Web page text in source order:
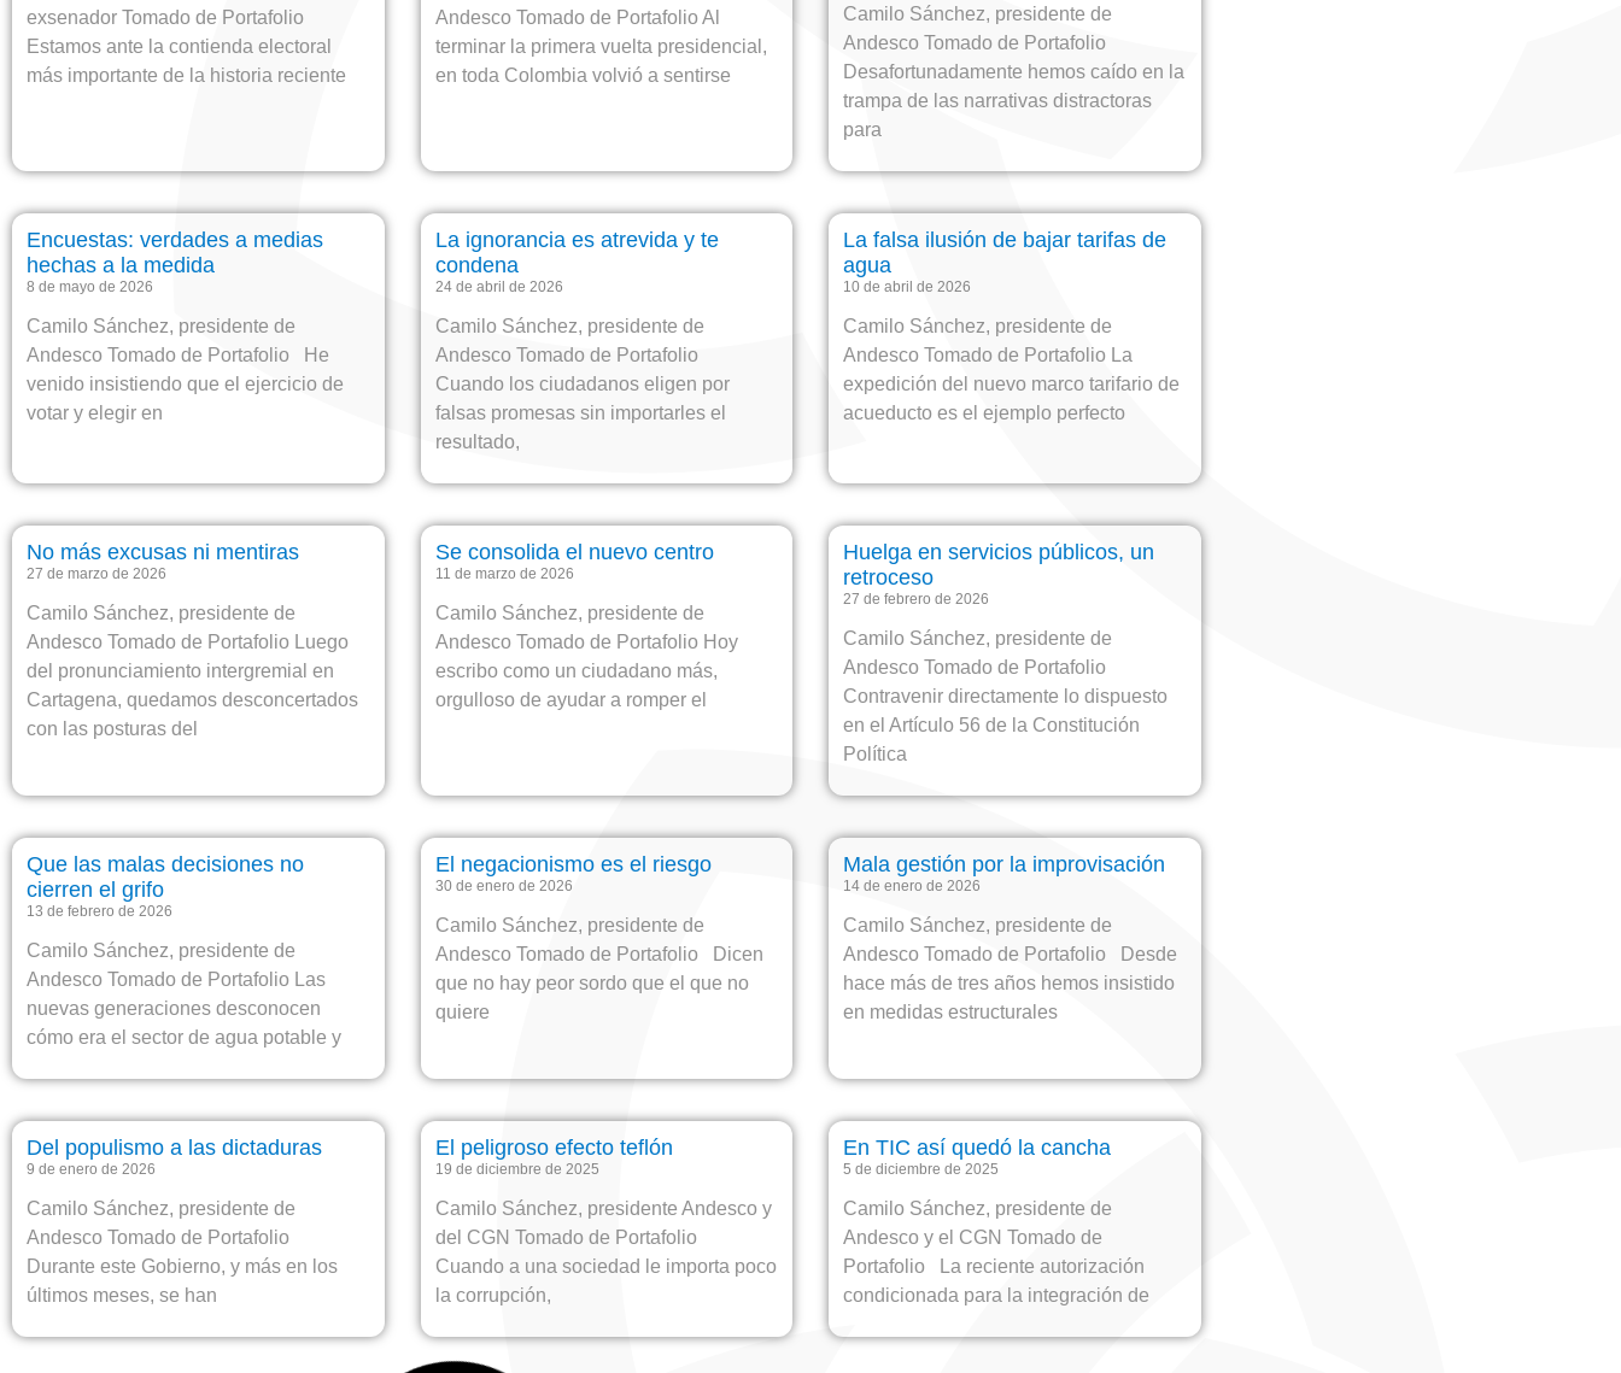
exsenador Tomado de Portafolio
Estamos ante la contienda electoral
más importante de la historia reciente
Andesco Tomado de Portafolio Al
terminar la primera vuelta presidencial,
en toda Colombia volvió a sentirse
Camilo Sánchez, presidente de
Andesco Tomado de Portafolio
Desafortunadamente hemos caído en la
trampa de las narrativas distractoras
para
Encuestas: verdades a medias
hechas a la medida
8 de mayo de 2026
Camilo Sánchez, presidente de
Andesco Tomado de Portafolio He
venido insistiendo que el ejercicio de
votar y elegir en
La ignorancia es atrevida y te
condena
24 de abril de 2026
Camilo Sánchez, presidente de
Andesco Tomado de Portafolio
Cuando los ciudadanos eligen por
falsas promesas sin importarles el
resultado,
La falsa ilusión de bajar tarifas de
agua
10 de abril de 2026
Camilo Sánchez, presidente de
Andesco Tomado de Portafolio La
expedición del nuevo marco tarifario de
acueducto es el ejemplo perfecto
No más excusas ni mentiras
27 de marzo de 2026
Camilo Sánchez, presidente de
Andesco Tomado de Portafolio Luego
del pronunciamiento intergremial en
Cartagena, quedamos desconcertados
con las posturas del
Se consolida el nuevo centro
11 de marzo de 2026
Camilo Sánchez, presidente de
Andesco Tomado de Portafolio Hoy
escribo como un ciudadano más,
orgulloso de ayudar a romper el
Huelga en servicios públicos, un
retroceso
27 de febrero de 2026
Camilo Sánchez, presidente de
Andesco Tomado de Portafolio
Contravenir directamente lo dispuesto
en el Artículo 56 de la Constitución
Política
Que las malas decisiones no
cierren el grifo
13 de febrero de 2026
Camilo Sánchez, presidente de
Andesco Tomado de Portafolio Las
nuevas generaciones desconocen
cómo era el sector de agua potable y
El negacionismo es el riesgo
30 de enero de 2026
Camilo Sánchez, presidente de
Andesco Tomado de Portafolio Dicen
que no hay peor sordo que el que no
quiere
Mala gestión por la improvisación
14 de enero de 2026
Camilo Sánchez, presidente de
Andesco Tomado de Portafolio Desde
hace más de tres años hemos insistido
en medidas estructurales
Del populismo a las dictaduras
9 de enero de 2026
Camilo Sánchez, presidente de
Andesco Tomado de Portafolio
Durante este Gobierno, y más en los
últimos meses, se han
El peligroso efecto teflón
19 de diciembre de 2025
Camilo Sánchez, presidente Andesco y
del CGN Tomado de Portafolio
Cuando a una sociedad le importa poco
la corrupción,
En TIC así quedó la cancha
5 de diciembre de 2025
Camilo Sánchez, presidente de
Andesco y el CGN Tomado de
Portafolio La reciente autorización
condicionada para la integración de